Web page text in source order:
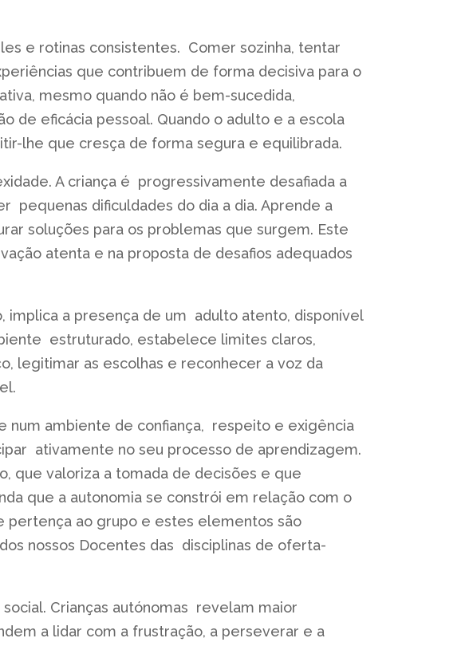
e rotinas consistentes. Comer sozinha, tentar
que contribuem de forma decisiva para o
mesmo quando não é bem-sucedida,
de eficácia pessoal. Quando o adulto e a escola
lhe que cresça de forma segura e equilibrada.
A criança é progressivamente desafiada a
pequenas dificuldades do dia a dia. Aprende a
soluções para os problemas que surgem. Este
atenta e na proposta de desafios adequados
implica a presença de um adulto atento, disponível
estruturado, estabelece limites claros,
legitimar as escolhas e reconhecer a voz da
num ambiente de confiança, respeito e exigência
ativamente no seu processo de aprendizagem.
que valoriza a tomada de decisões e que
que a autonomia se constrói em relação com o
pertença ao grupo e estes elementos são
nossos Docentes das disciplinas de oferta-
Crianças autónomas revelam maior
a lidar com a frustração, a perseverar e a